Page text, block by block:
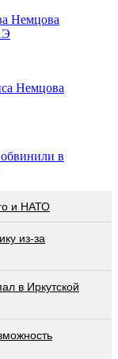
Немцова
Немцова
обвинили в
и НАТО
из-за
в Иркутской